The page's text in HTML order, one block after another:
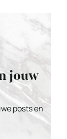
jouw
posts en